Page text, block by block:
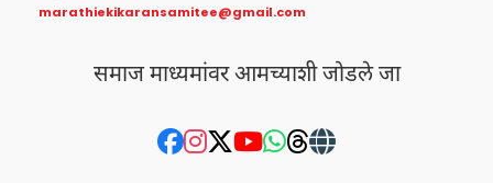
marathiekikaransamitee@gmail.com
समाज माध्यमांवर आमच्याशी जोडले जा